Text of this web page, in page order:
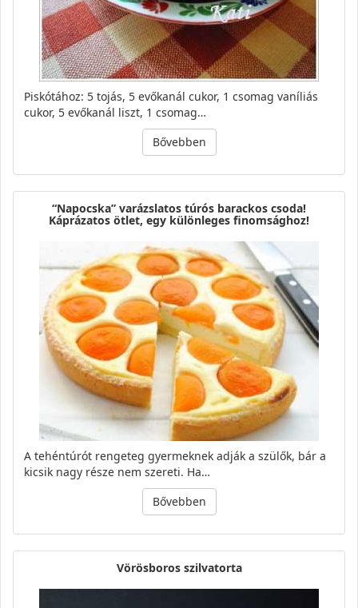
Piskótához: 5 tojás, 5 evőkanál cukor, 1 csomag vaníliás
cukor, 5 evőkanál liszt, 1 csomag…
Bővebben
“Napocska” varázslatos túrós barackos csoda!
Káprázatos ötlet, egy különleges finomsághoz!
A tehéntúrót rengeteg gyermeknek adják a szülők, bár a
kicsik nagy része nem szereti. Ha…
Bővebben
Vörösboros szilvatorta